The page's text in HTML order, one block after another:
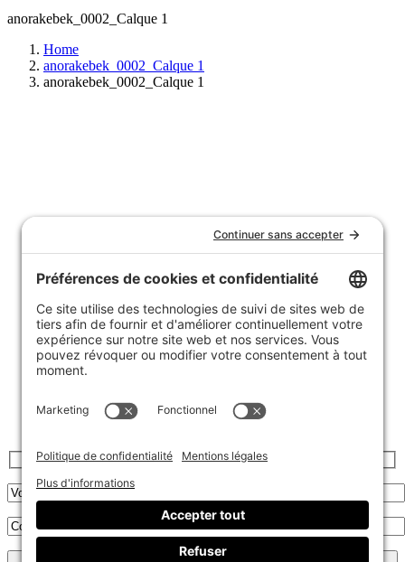
anorakebek_0002_Calque 1
Home
anorakebek_0002_Calque 1
anorakebek_0002_Calque 1
FAQ
Achats de groupe
Politique de confidentialité
Inscrivez-vous à l’infolettre :